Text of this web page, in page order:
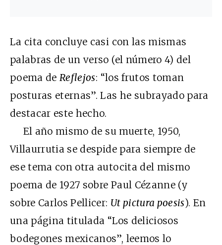
La cita concluye casi con las mismas
palabras de un verso (el número 4) del
poema deReflejos: “los frutos toman
posturas eternas”. Las he subrayado para
destacar este hecho.
El año mismo de su muerte, 1950,
Villaurrutia se despide para siempre de
ese tema con otra autocita del mismo
poema de 1927 sobre Paul Cézanne (y
sobre Carlos Pellicer: Ut pictura poesis). En
una página titulada “Los deliciosos
bodegones mexicanos”, leemos lo